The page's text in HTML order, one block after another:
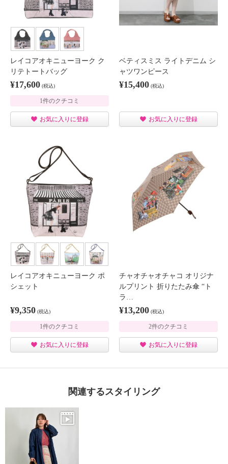
レイコアオキニューヨーク ク
リテトートバッグ
¥17,600 (税込)
1件のクチコミ
お気に入りに登録
ベティスミス ライトデニム シ
ャツワンピース
¥15,400 (税込)
お気に入りに登録
レイコアオキニューヨーク ポ
シェット
¥9,350 (税込)
1件のクチコミ
お気に入りに登録
チャオチャオチャコ オリジナ
ルプリント 折りたたみ傘 “ト
ラ…
¥13,200 (税込)
2件のクチコミ
お気に入りに登録
関連するスタイリング